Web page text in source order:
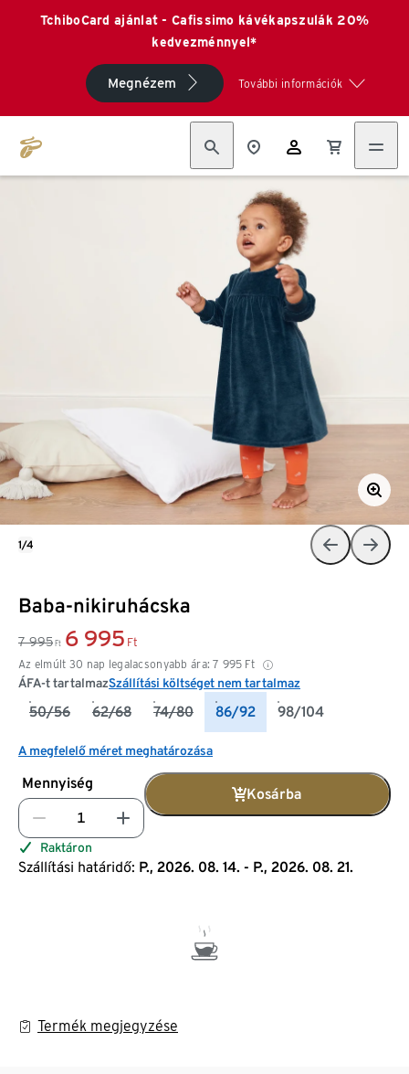
TchiboCard ajánlat - Cafissimo kávékapszulák 20%
kedvezménnyel*
Megnézem További információk
Baba-nikiruhácska
7 995 Ft 6 995 Ft
Az elmúlt 30 nap legalacsonyabb ára: 7 995 Ft
ÁFA-t tartalmazSzállítási költséget nem tartalmaz
50/56 62/68 74/80 86/92 98/104
A megfelelő méret meghatározása
Mennyiség
Kosárba
Raktáron
Szállítási határidő: P., 2026. 08. 14. - P., 2026. 08. 21.
Termék megjegyzése
1/4